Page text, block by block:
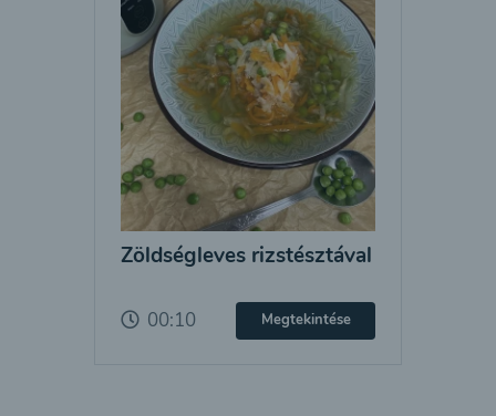
Zöldségleves rizstésztával
00:10 Megtekintése